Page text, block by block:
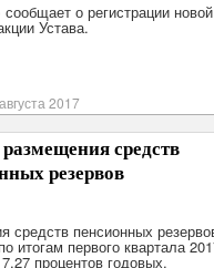
о регистрации новой
Устава.
2017
средств
резервов
средств пенсионных
первого квартала
процентов годовых.